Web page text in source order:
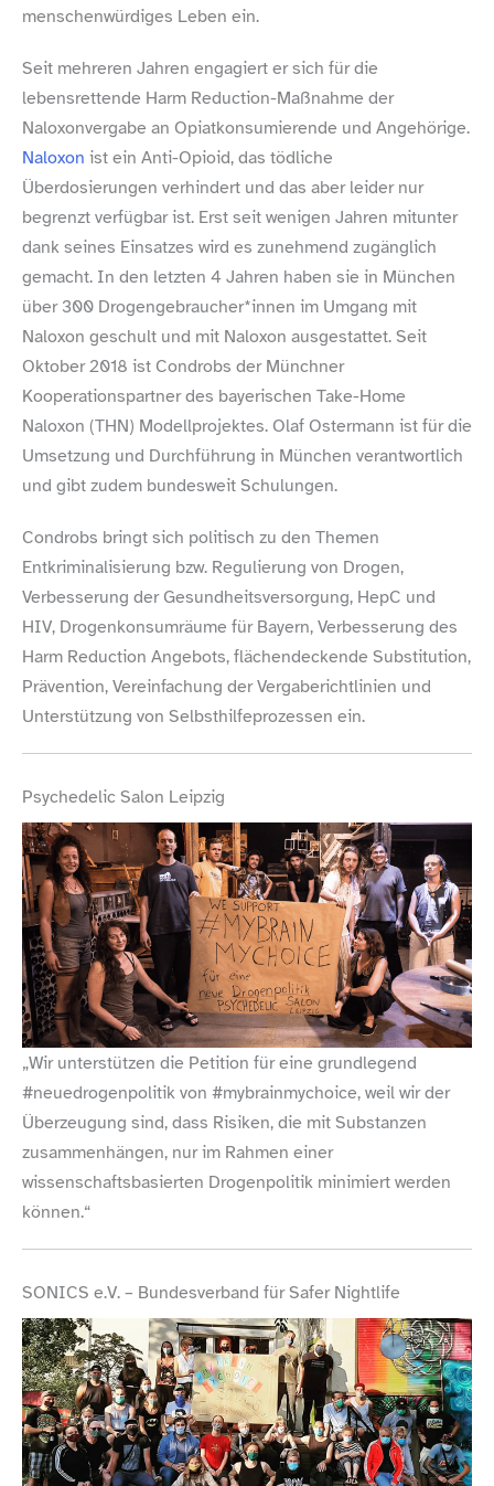
menschenwürdiges Leben ein.
Seit mehreren Jahren engagiert er sich für die
lebensrettende Harm Reduction-​Maßnahme der
Naloxonvergabe an Opiatkonsumierende und Angehörige.
Naloxon ist ein Anti-​Opioid, das tödliche
Überdosierungen verhindert und das aber leider nur
begrenzt verfügbar ist. Erst seit wenigen Jahren mitunter
dank seines Einsatzes wird es zunehmend zugänglich
gemacht. In den letzten 4 Jahren haben sie in München
über 300 Drogengebraucher*innen im Umgang mit
Naloxon geschult und mit Naloxon ausgestattet. Seit
Oktober 2018 ist Condrobs der Münchner
Kooperationspartner des bayerischen Take-​Home
Naloxon (THN) Modellprojektes. Olaf Ostermann ist für die
Umsetzung und Durchführung in München verantwortlich
und gibt zudem bundesweit Schulungen.
Condrobs bringt sich politisch zu den Themen
Entkriminalisierung bzw. Regulierung von Drogen,
Verbesserung der Gesundheitsversorgung, HepC und
HIV, Drogenkonsumräume für Bayern, Verbesserung des
Harm Reduction Angebots, flächendeckende Substitution,
Prävention, Vereinfachung der Vergaberichtlinien und
Unterstützung von Selbsthilfeprozessen ein.
Psychedelic Salon Leipzig
„Wir unterstützen die Petition für eine grundlegend
#neuedrogenpolitik von #mybrainmychoice, weil wir der
Überzeugung sind, dass Risiken, die mit Substanzen
zusammenhängen, nur im Rahmen einer
wissenschaftsbasierten Drogenpolitik minimiert werden
können.“
SONICS e.V. – Bundesverband für Safer Nightlife